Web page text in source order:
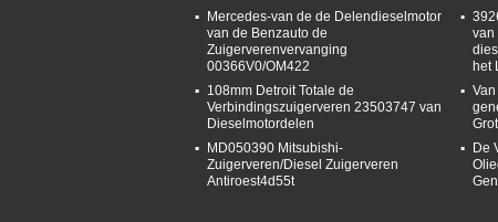
Brandstofpomp
Deel no: 4903472
model:ISM11 QSM11
Injecteur
Mercedes-van de de Delendieselmotor
van de Benzauto de
Zuigerverenvervanging
00366V0/OM422
108mm Detroit Totale de
Verbindingszuigerveren 23503747 van
Dieselmotordelen
MD050390 Mitsubishi-
Zuigerveren/Diesel Zuigerveren
Antiroest4d55t
van
het
De